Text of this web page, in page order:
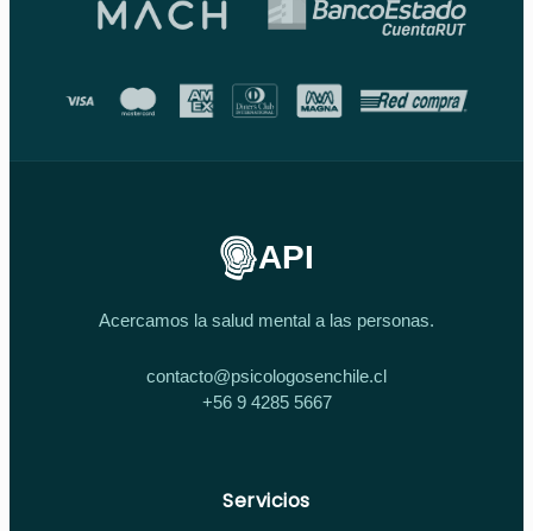
API
Acercamos la salud mental a las personas.
contacto@psicologosenchile.cl
+56 9 4285 5667
Servicios